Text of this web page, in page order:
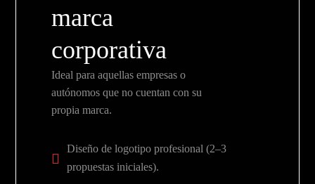
marca
corporativa
Ideal para aquellas empresas o
autónomos que no cuentan con su
propia marca.
Diseño de logotipo profesional (2–3
propuestas iniciales).